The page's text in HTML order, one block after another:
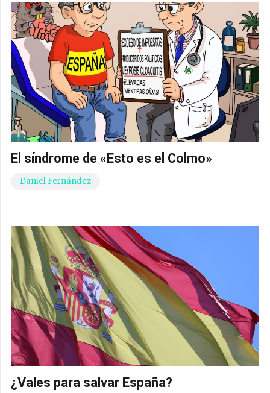
El síndrome de «Esto es el Colmo»
Daniel Fernández
¿Vales para salvar España?